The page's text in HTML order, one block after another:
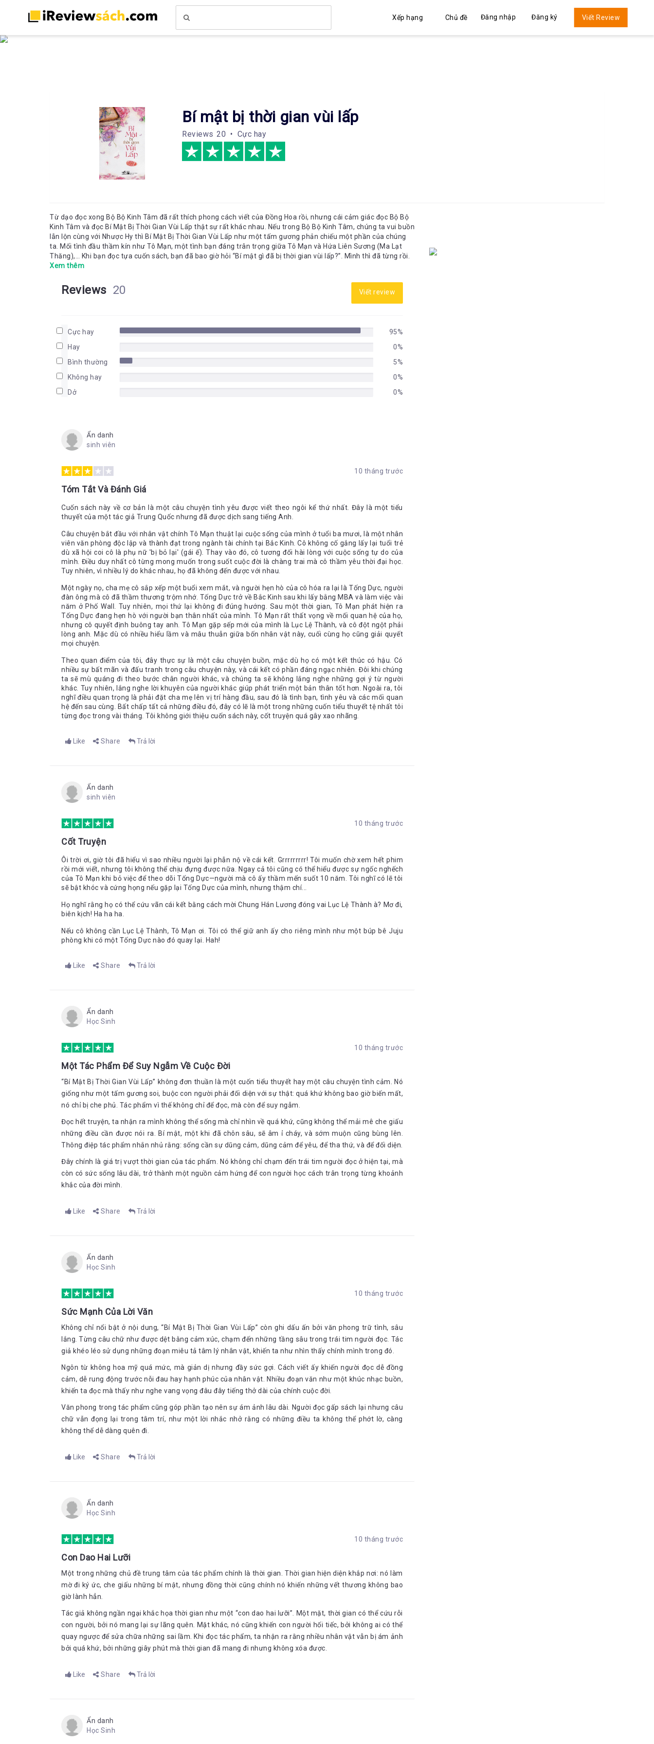
Xếp hạng Chủ đề Đăng nhập Đăng ký Viết Review
Bí mật bị thời gian vùi lấp
Reviews 20 • Cực hay
Từ dạo đọc xong Bộ Bộ Kinh Tâm đã rất thích phong cách viết của Đồng Hoa rồi, nhưng cái cảm giác đọc Bộ Bộ
Kinh Tâm và đọc Bí Mật Bị Thời Gian Vùi Lấp thật sự rất khác nhau. Nếu trong Bộ Bộ Kinh Tâm, chúng ta vui buồn
lẫn lộn cùng với Nhược Hy thì Bí Mật Bị Thời Gian Vùi Lấp như một tấm gương phản chiếu một phần của chúng
ta. Mối tình đầu thầm kín như Tô Mạn, một tình bạn đáng trân trọng giữa Tô Mạn và Hứa Liên Sương (Ma Lạt
Thăng),… Khi bạn đọc tựa cuốn sách, bạn đã bao giờ hỏi “Bí mật gì đã bị thời gian vùi lấp?”. Mình thì đã từng rồi.
Xem thêm
Reviews 20 Viết review
Cực hay
95%
Hay
0%
Bình thường
5%
Không hay
0%
Dở
0%
Ẩn danh
sinh viên
10 tháng trước
Tóm Tắt Và Đánh Giá
Cuốn sách này về cơ bản là một câu chuyện tình yêu được viết theo ngôi kể thứ nhất. Đây là một tiểu
thuyết của một tác giả Trung Quốc nhưng đã được dịch sang tiếng Anh.
Câu chuyện bắt đầu với nhân vật chính Tô Mạn thuật lại cuộc sống của mình ở tuổi ba mươi, là một nhân
viên văn phòng độc lập và thành đạt trong ngành tài chính tại Bắc Kinh. Cô không cố gắng lấy lại tuổi trẻ
dù xã hội coi cô là phụ nữ 'bị bỏ lại' (gái ế). Thay vào đó, cô tương đối hài lòng với cuộc sống tự do của
mình. Điều duy nhất cô từng mong muốn trong suốt cuộc đời là chàng trai mà cô thầm yêu thời đại học.
Tuy nhiên, vì nhiều lý do khác nhau, họ đã không đến được với nhau.
Một ngày nọ, cha mẹ cô sắp xếp một buổi xem mắt, và người hẹn hò của cô hóa ra lại là Tống Dực, người
đàn ông mà cô đã thầm thương trộm nhớ. Tống Dực trở về Bắc Kinh sau khi lấy bằng MBA và làm việc vài
năm ở Phố Wall. Tuy nhiên, mọi thứ lại không đi đúng hướng. Sau một thời gian, Tô Mạn phát hiện ra
Tống Dực đang hẹn hò với người bạn thân nhất của mình. Tô Mạn rất thất vọng về mối quan hệ của họ,
nhưng cô quyết định buông tay anh. Tô Mạn gặp sếp mới của mình là Lục Lệ Thành, và cô đột ngột phải
lòng anh. Mặc dù có nhiều hiểu lầm và mâu thuẫn giữa bốn nhân vật này, cuối cùng họ cũng giải quyết
mọi chuyện.
Theo quan điểm của tôi, đây thực sự là một câu chuyện buồn, mặc dù họ có một kết thúc có hậu. Có
nhiều sự bất mãn và đấu tranh trong câu chuyện này, và cái kết có phần đáng ngạc nhiên. Đôi khi chúng
ta sẽ mù quáng đi theo bước chân người khác, và chúng ta sẽ không lắng nghe những gợi ý từ người
khác. Tuy nhiên, lắng nghe lời khuyên của người khác giúp phát triển một bản thân tốt hơn. Ngoài ra, tôi
nghĩ điều quan trọng là phải đặt cha mẹ lên vị trí hàng đầu, sau đó là tình bạn, tình yêu và các mối quan
hệ đến sau cùng. Bất chấp tất cả những điều đó, đây có lẽ là một trong những cuốn tiểu thuyết tệ nhất tôi
từng đọc trong vài tháng. Tôi không giới thiệu cuốn sách này, cốt truyện quá gây xao nhãng.
Like Share Trả lời
Ẩn danh
sinh viên
10 tháng trước
Cốt Truyện
Ôi trời ơi, giờ tôi đã hiểu vì sao nhiều người lại phẫn nộ về cái kết. Grrrrrrrrr! Tôi muốn chờ xem hết phim
rồi mới viết, nhưng tôi không thể chịu đựng được nữa. Ngay cả tôi cũng có thể hiểu được sự ngốc nghếch
của Tô Mạn khi bỏ việc để theo dõi Tống Dực—người mà cô ấy thầm mến suốt 10 năm. Tôi nghĩ có lẽ tôi
sẽ bật khóc và cứng họng nếu gặp lại Tống Dực của mình, nhưng thậm chí...
Họ nghĩ rằng họ có thể cứu vãn cái kết bằng cách mời Chung Hán Lương đóng vai Lục Lệ Thành à? Mơ đi,
biên kịch! Ha ha ha.
Nếu cô không cần Lục Lệ Thành, Tô Mạn ơi. Tôi có thể giữ anh ấy cho riêng mình như một búp bê Juju
phòng khi có một Tống Dực nào đó quay lại. Hah!
Like Share Trả lời
Ẩn danh
Học Sinh
10 tháng trước
Một Tác Phẩm Để Suy Ngẫm Về Cuộc Đời
“Bí Mật Bị Thời Gian Vùi Lấp” không đơn thuần là một cuốn tiểu thuyết hay một câu chuyện tình cảm. Nó
giống như một tấm gương soi, buộc con người phải đối diện với sự thật: quá khứ không bao giờ biến mất,
nó chỉ bị che phủ. Tác phẩm vì thế không chỉ để đọc, mà còn để suy ngẫm.
Đọc hết truyện, ta nhận ra mình không thể sống mà chỉ nhìn về quá khứ, cũng không thể mải mê che giấu
những điều cần được nói ra. Bí mật, một khi đã chôn sâu, sẽ âm ỉ cháy, và sớm muộn cũng bùng lên.
Thông điệp tác phẩm nhắn nhủ rằng: sống cần sự dũng cảm, dũng cảm để yêu, để tha thứ, và để đối diện.
Đây chính là giá trị vượt thời gian của tác phẩm. Nó không chỉ chạm đến trái tim người đọc ở hiện tại, mà
còn có sức sống lâu dài, trở thành một nguồn cảm hứng để con người học cách trân trọng từng khoảnh
khắc của đời mình.
Like Share Trả lời
Ẩn danh
Học Sinh
10 tháng trước
Sức Mạnh Của Lời Văn
Không chỉ nổi bật ở nội dung, “Bí Mật Bị Thời Gian Vùi Lấp” còn ghi dấu ấn bởi văn phong trữ tình, sâu
lắng. Từng câu chữ như được dệt bằng cảm xúc, chạm đến những tầng sâu trong trái tim người đọc. Tác
giả khéo léo sử dụng những đoạn miêu tả tâm lý nhân vật, khiến ta như nhìn thấy chính mình trong đó.
Ngôn từ không hoa mỹ quá mức, mà giản dị nhưng đầy sức gợi. Cách viết ấy khiến người đọc dễ đồng
cảm, dễ rung động trước nỗi đau hay hạnh phúc của nhân vật. Nhiều đoạn văn như một khúc nhạc buồn,
khiến ta đọc mà thấy như nghe vang vọng đâu đây tiếng thở dài của chính cuộc đời.
Văn phong trong tác phẩm cũng góp phần tạo nên sự ám ảnh lâu dài. Người đọc gấp sách lại nhưng câu
chữ vẫn đọng lại trong tâm trí, như một lời nhắc nhở rằng có những điều ta không thể phớt lờ, càng
không thể dễ dàng quên đi.
Like Share Trả lời
Ẩn danh
Học Sinh
10 tháng trước
Con Dao Hai Lưỡi
Một trong những chủ đề trung tâm của tác phẩm chính là thời gian. Thời gian hiện diện khắp nơi: nó làm
mờ đi ký ức, che giấu những bí mật, nhưng đồng thời cũng chính nó khiến những vết thương không bao
giờ lành hẳn.
Tác giả không ngần ngại khắc họa thời gian như một “con dao hai lưỡi”. Một mặt, thời gian có thể cứu rỗi
con người, bởi nó mang lại sự lãng quên. Mặt khác, nó cũng khiến con người hối tiếc, bởi không ai có thể
quay ngược để sửa chữa những sai lầm. Khi đọc tác phẩm, ta nhận ra rằng nhiều nhân vật vẫn bị ám ảnh
bởi quá khứ, bởi những giây phút mà thời gian đã mang đi nhưng không xóa được.
Like Share Trả lời
Ẩn danh
Học Sinh